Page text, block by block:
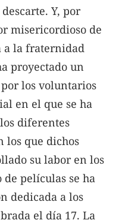
Y, por
misericordioso de
a la fraternidad
proyectado un
los voluntarios
en el que se ha
diferentes
los que dichos
su labor en los
películas se ha
dedicada a los
el día 17. La